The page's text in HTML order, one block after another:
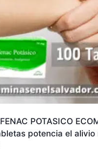
POTASICO
potencia el